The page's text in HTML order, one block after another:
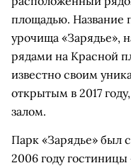
площадью. Название
урочища «Зарядье»,
рядами на Красной
известно своим
открытым в 2017
залом.
Парк «Зарядье» был
2006 году